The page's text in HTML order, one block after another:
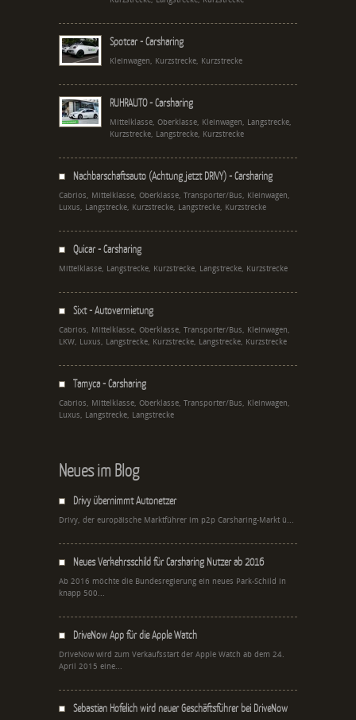
Spotcar - Carsharing
Kleinwagen, Kurzstrecke, Kurzstrecke
RUHRAUTO - Carsharing
Mittelklasse, Oberklasse, Kleinwagen, Langstrecke,
Kurzstrecke, Langstrecke, Kurzstrecke
Nachbarschaftsauto (Achtung jetzt DRIVY) - Carsharing
Cabrios, Mittelklasse, Oberklasse, Transporter/Bus, Kleinwagen,
Luxus, Langstrecke, Kurzstrecke, Langstrecke, Kurzstrecke
Quicar - Carsharing
Mittelklasse, Langstrecke, Kurzstrecke, Langstrecke, Kurzstrecke
Sixt - Autovermietung
Cabrios, Mittelklasse, Oberklasse, Transporter/Bus, Kleinwagen,
LKW, Luxus, Langstrecke, Kurzstrecke, Langstrecke, Kurzstrecke
Tamyca - Carsharing
Cabrios, Mittelklasse, Oberklasse, Transporter/Bus, Kleinwagen,
Luxus, Langstrecke, Langstrecke
Neues im Blog
Drivy übernimmt Autonetzer
Drivy, der europäische Marktführer im p2p Carsharing-Markt ü...
Neues Verkehrsschild für Carsharing Nutzer ab 2016
Ab 2016 möchte die Bundesregierung ein neues Park-Schild in
knapp 500...
DriveNow App für die Apple Watch
DriveNow wird zum Verkaufsstart der Apple Watch ab dem 24.
April 2015 eine...
Sebastian Hofelich wird neuer Geschäftsführer bei DriveNow